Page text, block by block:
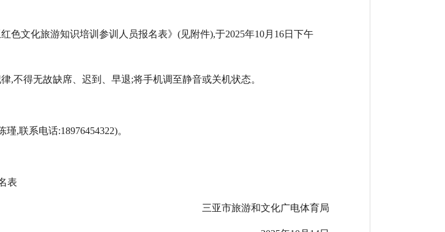
色文化旅游知识培训参训人员报名表》(见附件),于2025年10月16日下午
,不得无故缺席、迟到、早退;将手机调至静音或关机状态。
,联系电话:18976454322)。
表
三亚市旅游和文化广电体育局